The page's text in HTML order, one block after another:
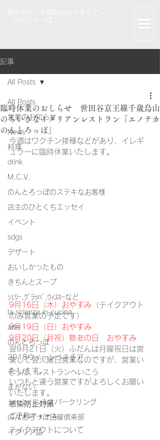
記事
All Posts
営業のお知らせ
News
料理
drink
M.C.V.
のんとろっぽのステキなお客様
店主のひとくちエッセイ
イベント
sdgs
デザート
おいしかったもの
きちんとスープ
ｼｪﾘｰ,ｸﾞﾗｯﾊﾟ,ｳｨｽｷｰなど
la scienza in cucina
arte
のんとろっぽ
2018ウィーンベネチア
そうだ、レストランへいこう
まかない
シャンパン&スパークリング
のんとろっぽ日曜俱楽部
イタリア語
All Posts
臨時休業のおしらせ 世田谷京王線千歳烏山
のちいさなイタリアンレストラン「エノテカ
のんとろっぽ」
今週はワクチン接種などがあり、イレギ
ュラーに臨時休業いたします。
9月16日（木）おやすみ （テイクアウト
のみ営業の予定です）
9月19日（日）おやすみ
9月20日（月祝）敬老の日　おやすみ
翌9月21日（火）ふだんは月曜祝日は営
業して翌火曜日営業なのですが、営業い
たします。
いつもと違う営業ですがよろしくお願い
いたします。
感染防止対策
ご予約フォーム
テイクアウトについて